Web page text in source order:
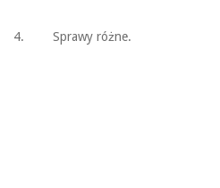
4. Sprawy różne.